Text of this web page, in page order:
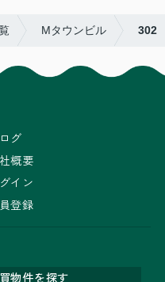
Mタウンビル 302
グ
概要
イン
登録
物件を探す